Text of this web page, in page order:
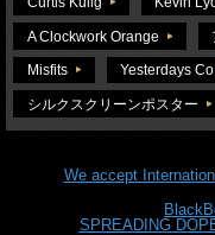
A Clockwork Orange
Misfits Yesterdays Co
シルクスクリーンポスター
We accept
SPREADING